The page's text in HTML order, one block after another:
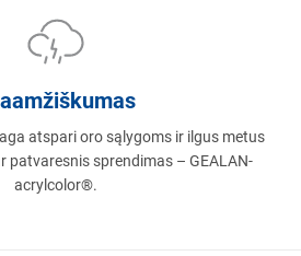
atspari oro sąlygoms ir ilgus metus
patvaresnis sprendimas – GEALAN-
acrylcolor®.